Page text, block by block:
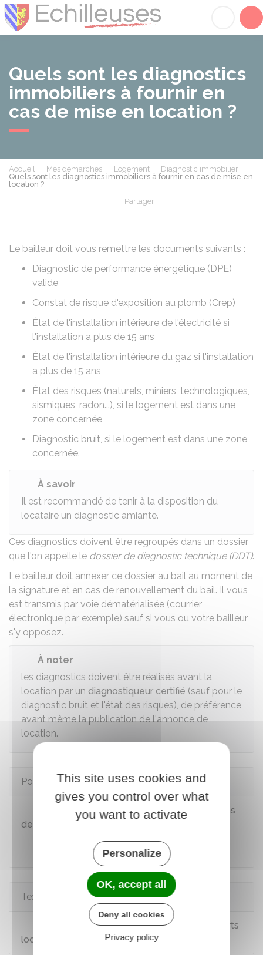
Quels sont les diagnostics
immobiliers à fournir en
cas de mise en location ?
Accueil Mes démarches Logement
Diagnostic immobilier
Quels sont les diagnostics immobiliers à fournir en cas de mise en
location ?
Partager
Le bailleur doit vous remettre les documents suivants :
Diagnostic de performance énergétique (DPE)
valide
Constat de risque d'exposition au plomb (Crep)
État de l'installation intérieure de l'électricité si
l'installation a plus de 15 ans
État de l'installation intérieure du gaz si l'installation
a plus de 15 ans
État des risques (naturels, miniers, technologiques,
sismiques, radon...), si le logement est dans une
zone concernée
Diagnostic bruit, si le logement est dans une zone
concernée.
À savoir
Il est recommandé de tenir à la disposition du
locataire un diagnostic amiante.
Ces diagnostics doivent être regroupés dans un dossier
que l'on appelle le dossier de diagnostic technique (DDT).
Le bailleur doit annexer ce dossier au bail au moment de
la signature et en cas de renouvellement du bail. Il vous
est transmis par voie dématérialisée (courrier
électronique par exemple) sauf si vous ou votre bailleur
s'y opposez.
À noter
les diagnostics doivent être réalisés avant la
location par un diagnostiqueur certifié (sauf pour le
diagnostic bruit et l'état des risques), de préférence
avant même la publication de l'annonce de
location.
Pour en savoir plus
Mémo sur les diagnostics immobiliers en cas
de vente ou de location
Information sur les risques naturels
Textes de référence
Loi n°89-462 du 6 juillet 1989 sur les rapports
locatifs : article 3-3
This site uses cookies and
gives you control over what
you want to activate
Personalize
OK, accept all
Deny all cookies
Privacy policy